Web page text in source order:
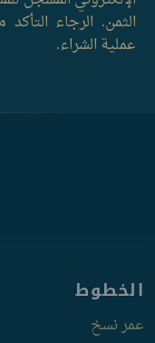
الثمن. الرجاء
عملية الشراء.
الخطوط
عمر نسخ